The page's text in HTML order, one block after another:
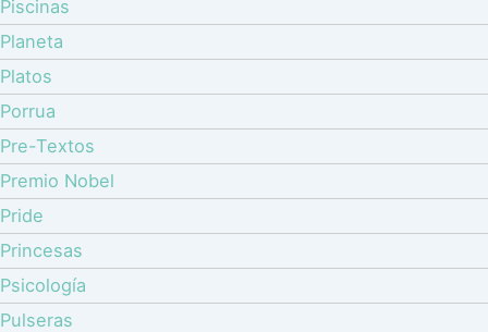
Piscinas
Planeta
Platos
Porrua
Pre-Textos
Premio Nobel
Pride
Princesas
Psicología
Pulseras